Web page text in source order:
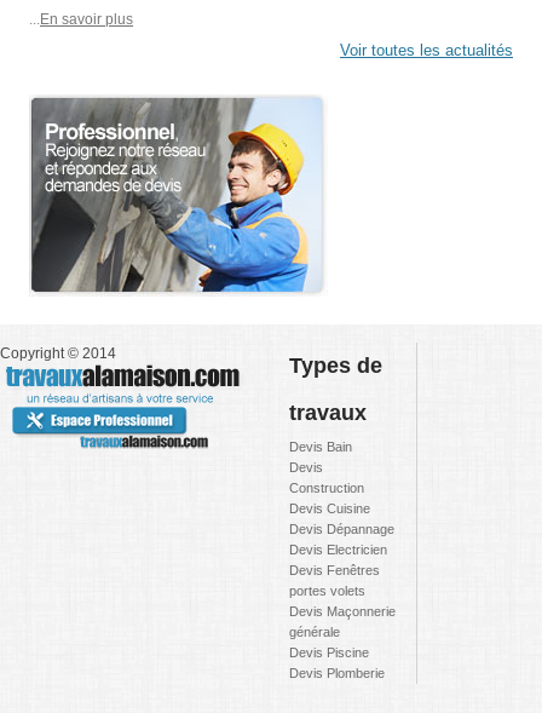
...En savoir plus
Voir toutes les actualités
Copyright © 2014
Types de
travaux
Devis Bain
Devis
Construction
Devis Cuisine
Devis Dépannage
Devis Electricien
Devis Fenêtres
portes volets
Devis Maçonnerie
générale
Devis Piscine
Devis Plomberie